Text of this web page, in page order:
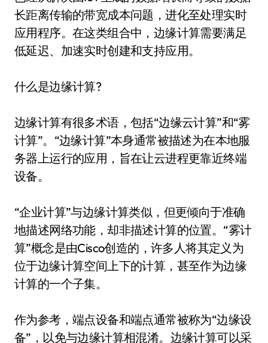
长距离传输的带宽成本问题，进化至处理实时
应用程序。在这类组合中，边缘计算需要满足
低延迟、加速实时创建和支持应用。
什么是边缘计算?
边缘计算有很多术语，包括“边缘云计算”和“雾
计算”。“边缘计算”本身通常被描述为在本地服
务器上运行的应用，旨在让云进程更靠近终端
设备。
“企业计算”与边缘计算类似，但更倾向于准确
地描述网络功能，却非描述计算的位置。“雾计
算”概念是由Cisco创造的，许多人将其定义为
位于边缘计算空间上下的计算，甚至作为边缘
计算的一个子集。
作为参考，端点设备和端点通常被称为“边缘设
备”，以免与边缘计算相混淆。边缘计算可以采